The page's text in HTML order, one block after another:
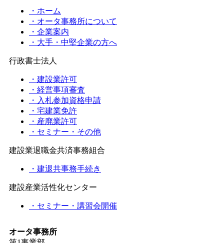
・ホーム
・オータ事務所について
・企業案内
・大手・中堅企業の方へ
行政書士法人
・建設業許可
・経営事項審査
・入札参加資格申請
・宅建業免許
・産廃業許可
・セミナー・その他
建設業退職金共済事務組合
・建退共事務手続き
建設産業活性化センター
・セミナー・講習会開催
オータ事務所